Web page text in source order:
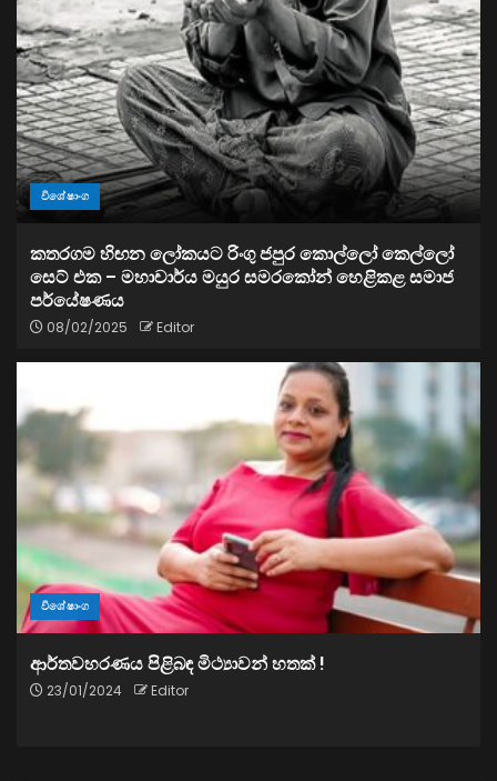
විශේෂාංග
කතරගම හිඟන ලෝකයට රිංගු ජපුර කොල්ලෝ කෙල්ලෝ
සෙට් එක – මහාචාර්ය මයුර සමරකෝන් හෙළිකළ සමාජ
පර්යේෂණය
08/02/2025 Editor
විශේෂාංග
ආර්තවහරණය පිළිබඳ මිථ්‍යාවන් හතක් !
23/01/2024 Editor